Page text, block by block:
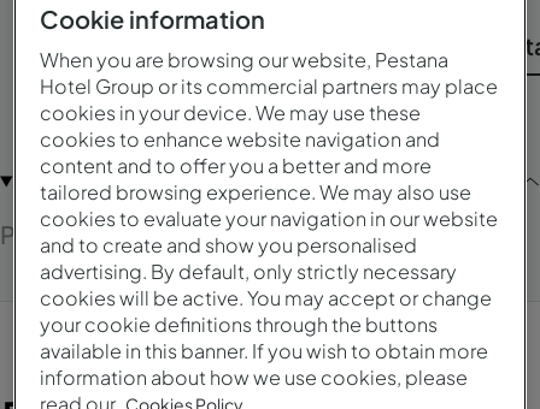
PESTANA GUEST CLUB
Pestana Guest Club
Cookie information
When you are browsing our website, Pestana
Hotel Group or its commercial partners may place
cookies in your device. We may use these
cookies to enhance website navigation and
content and to offer you a better and more
tailored browsing experience. We may also use
cookies to evaluate your navigation in our website
and to create and show you personalised
advertising. By default, only strictly necessary
cookies will be active. You may accept or change
your cookie definitions through the buttons
available in this banner. If you wish to obtain more
information about how we use cookies, please
read our Cookies Policy.